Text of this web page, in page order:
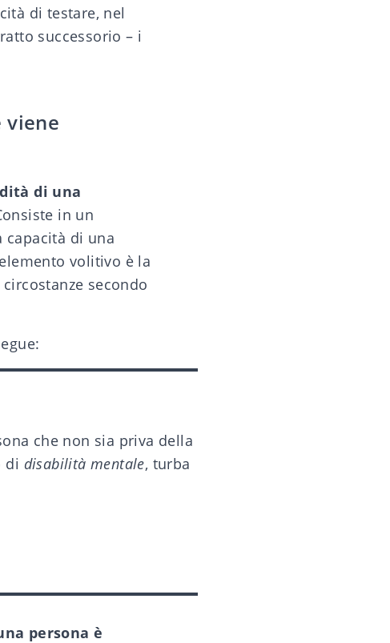
di testare, nel
successorio – i
viene
di una
in un
di una
volitivo è la
secondo
che non sia priva della
di disabilità mentale, turba
persona è